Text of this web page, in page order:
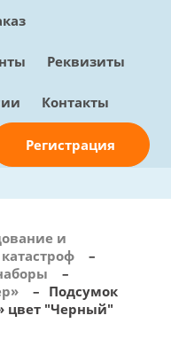
Реквизиты
Контакты
Регистрация
- 18:00
и
–
–
– Подсумок
цвет "Черный"